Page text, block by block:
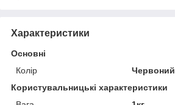
Характеристики
Основні
Колір
Червоний
Користувальницькі характеристики